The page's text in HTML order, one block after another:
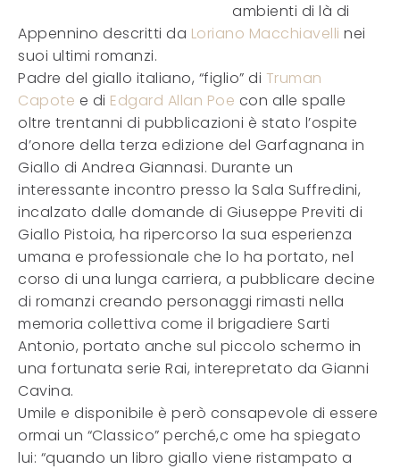
ambienti di là di
Appennino descritti da Loriano Macchiavelli nei
suoi ultimi romanzi.
Padre del giallo italiano, “figlio” di Truman
Capote e di Edgard Allan Poe con alle spalle
oltre trentanni di pubblicazioni è stato l’ospite
d’onore della terza edizione del Garfagnana in
Giallo di Andrea Giannasi. Durante un
interessante incontro presso la Sala Suffredini,
incalzato dalle domande di Giuseppe Previti di
Giallo Pistoia, ha ripercorso la sua esperienza
umana e professionale che lo ha portato, nel
corso di una lunga carriera, a pubblicare decine
di romanzi creando personaggi rimasti nella
memoria collettiva come il brigadiere Sarti
Antonio, portato anche sul piccolo schermo in
una fortunata serie Rai, interepretato da Gianni
Cavina.
Umile e disponibile è però consapevole di essere
ormai un “Classico” perché,c ome ha spiegato
lui: “quando un libro giallo viene ristampato a